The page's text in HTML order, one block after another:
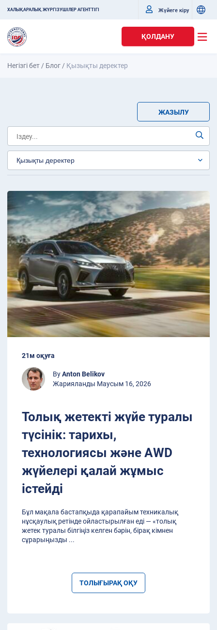
ХАЛЫҚАРАЛЫҚ ЖҮРГІЗУШІЛЕР АГЕНТТІГІ Жүйеге кіру
ҚОЛДАНУ
Негізгі бет / Блог / Қызықты деректер
ЖАЗЫЛУ
21м оқуға
ByAnton Belikov
Жарияланды Маусым 16, 2026
Толық жетекті жүйе туралы
түсінік: тарихы,
технологиясы және AWD
жүйелері қалай жұмыс
істейді
Бұл мақала бастапқыда қарапайым техникалық
нұсқаулық ретінде ойластырылған еді — «толық
жетек туралы білгіңіз келген бәрін, бірақ кімнен
сұрарыңызды ...
ТОЛЫҒЫРАҚ ОҚУ